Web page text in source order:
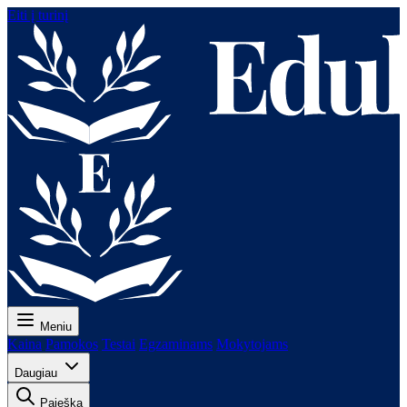
Eiti į turinį
Meniu
Kaina Pamokos Testai Egzaminams Mokytojams
Daugiau
Paieška